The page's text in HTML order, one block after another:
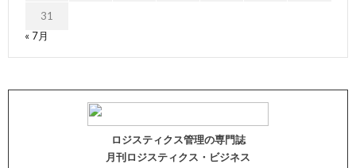
31
« 7月
ロジスティクス管理の専門誌
月刊ロジスティクス・ビジネス